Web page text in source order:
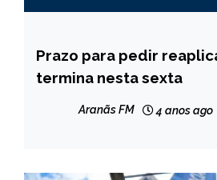
BRASIL
NOTÍCIAS
Prazo para pedir
termina nesta sexta
Aranãs FM 4 anos ago